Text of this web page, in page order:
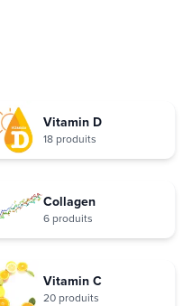
Vitamin D
18 produits
Collagen
6 produits
Vitamin C
20 produits